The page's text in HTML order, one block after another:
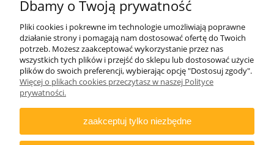
ZAMAWIANIE
DODATKOWE
Dbamy o Twoją prywatność
Pliki cookies i pokrewne im technologie umożliwiają poprawne
działanie strony i pomagają nam dostosować ofertę do Twoich
potrzeb. Możesz zaakceptować wykorzystanie przez nas
wszystkich tych plików i przejść do sklepu lub dostosować użycie
plików do swoich preferencji, wybierając opcję "Dostosuj zgody".
Więcej o plikach cookies przeczytasz w naszej Polityce
prywatności.
zaakceptuj tylko niezbędne